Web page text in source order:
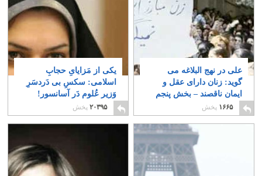
علی در نهج البلاغه می
گوید: زنان دارای عقل و
ایمان ناقصند – بخش پنجم
۴۳
۱۶۶۵ پخش
یکی از مَزایایِ حجابِ
اسلامی: سکسِ بی دَردسَرِ
وَزیر عُلوم دَر آسانسور!
۲۸۵
۲۰۳۹۵ پخش